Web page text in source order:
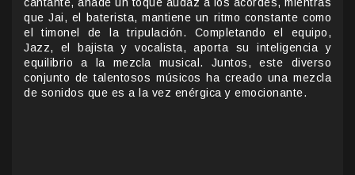
que Jai, el baterista, mantiene un ritmo constante como
el timonel de la tripulación. Completando el equipo,
Jazz, el bajista y vocalista, aporta su inteligencia y
equilibrio a la mezcla musical. Juntos, este diverso
conjunto de talentosos músicos ha creado una mezcla
de sonidos que es a la vez enérgica y emocionante.